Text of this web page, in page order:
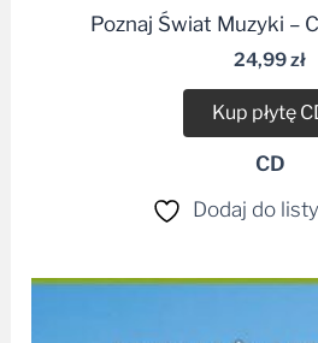
Poznaj Świat Muzyki –
24,99zł
Kup płytę
CD
Dodaj do